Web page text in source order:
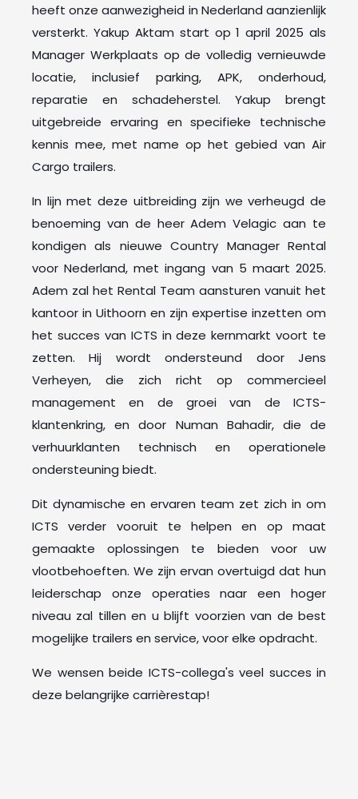
heeft onze aanwezigheid in Nederland aanzienlijk
versterkt. Yakup Aktam start op 1 april 2025 als
Manager Werkplaats op de volledig vernieuwde
locatie, inclusief parking, APK, onderhoud,
reparatie en schadeherstel. Yakup brengt
uitgebreide ervaring en specifieke technische
kennis mee, met name op het gebied van Air
Cargo trailers.
In lijn met deze uitbreiding zijn we verheugd de
benoeming van de heer Adem Velagic aan te
kondigen als nieuwe Country Manager Rental
voor Nederland, met ingang van 5 maart 2025.
Adem zal het Rental Team aansturen vanuit het
kantoor in Uithoorn en zijn expertise inzetten om
het succes van ICTS in deze kernmarkt voort te
zetten. Hij wordt ondersteund door Jens
Verheyen, die zich richt op commercieel
management en de groei van de ICTS-
klantenkring, en door Numan Bahadir, die de
verhuurklanten technisch en operationele
ondersteuning biedt.
Dit dynamische en ervaren team zet zich in om
ICTS verder vooruit te helpen en op maat
gemaakte oplossingen te bieden voor uw
vlootbehoeften. We zijn ervan overtuigd dat hun
leiderschap onze operaties naar een hoger
niveau zal tillen en u blijft voorzien van de best
mogelijke trailers en service, voor elke opdracht.
We wensen beide ICTS-collega's veel succes in
deze belangrijke carrièrestap!